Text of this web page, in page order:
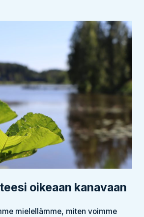
oikeaan kanavaan
mielellämme, miten voimme